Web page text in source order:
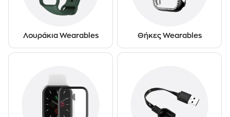
Λουράκια Wearables Θήκες Wearables